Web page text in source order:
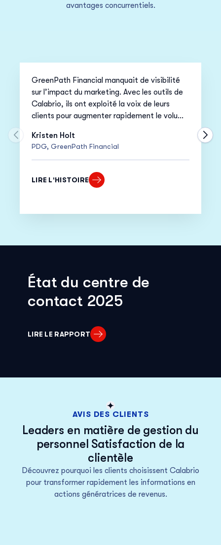
avantages concurrentiels.
GreenPath Financial manquait de visibilité
sur l’impact du marketing. Avec les outils de
Calabrio, ils ont exploité la voix de leurs
clients pour augmenter rapidement le volume
de 15 %.
Kristen Holt
PDG, GreenPath Financial
LIRE L'HISTOIRE
Passer à la diapositive précédente du carrousel
État du centre de
contact 2025
LIRE LE RAPPORT
AVIS DES CLIENTS
Leaders en matière de gestion du
personnel Satisfaction de la
clientèle
Découvrez pourquoi les clients choisissent Calabrio
pour transformer rapidement les informations en
actions génératrices de revenus.